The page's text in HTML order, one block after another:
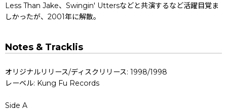
Less Than Jake、Swingin' Uttersなどと共演するなど活躍目覚ま
しかったが、2001年に解散。
Notes & Tracklis
オリジナルリリース/ディスクリリース: 1998/1998
レーベル: Kung Fu Records
Side A